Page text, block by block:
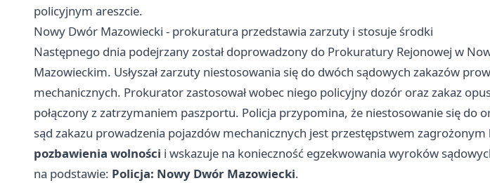
policyjnym areszcie.
Nowy Dwór Mazowiecki - prokuratura przedstawia zarzuty i stosuje środki
Następnego dnia podejrzany został doprowadzony do Prokuratury Rejonowej w
Mazowieckim. Usłyszał zarzuty niestosowania się do dwóch sądowych zakazów
mechanicznych. Prokurator zastosował wobec niego policyjny dozór oraz zakaz
połączony z zatrzymaniem paszportu. Policja przypomina, że niestosowanie się do
sąd zakazu prowadzenia pojazdów mechanicznych jest przestępstwem zagrożonym
pozbawienia wolności i wskazuje na konieczność egzekwowania wyroków
na podstawie: Policja: Nowy Dwór Mazowiecki.